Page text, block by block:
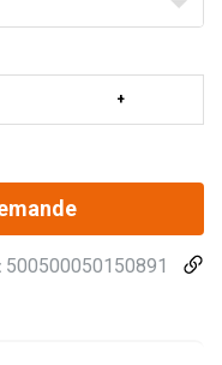
500500050150891